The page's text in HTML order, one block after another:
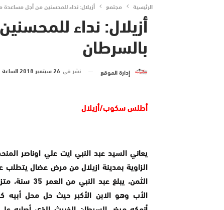
الرئيسية مجتمع أزيلال: نداء للمحسنين من أجل مساعدة
أزيلال: نداء
بالسرطان
إدارة الموقع نشر في 26 سبتمبر 2018 الساعة 1 و 36 دقيقة
أطلس سكوب/أزيلال
يعاني السيد عبد النبي ايت علي اوناصر
الزاوية بمدينة ازيلال من مرض عضال يتطلب
الثمن، يبلغ عبد النبي
الأب وهو الابن الأكبر حيث حل محل أبيه